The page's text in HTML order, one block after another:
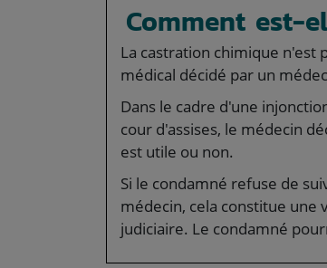
Comment est-
La castration chimique n'est
médical décidé par un
Dans le cadre d'une
cour d'assises, le médecin
est utile ou non.
Si le condamné refuse de
médecin, cela constitue une
judiciaire. Le condamné